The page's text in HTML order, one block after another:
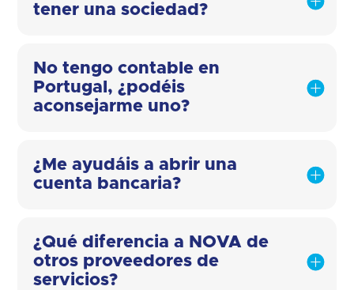
tener una sociedad?
No tengo contable en
Portugal, ¿podéis
aconsejarme uno?
¿Me ayudáis a abrir una
cuenta bancaria?
¿Qué diferencia a NOVA de
otros proveedores de
servicios?